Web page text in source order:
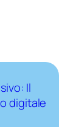
Il
digitale